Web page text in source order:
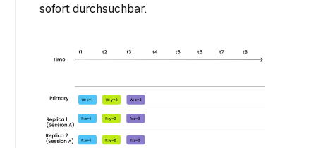
sofort durchsuchbar.